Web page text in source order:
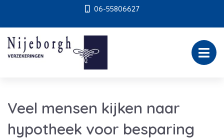
06-55806627
Veel mensen kijken naar
hypotheek voor besparing